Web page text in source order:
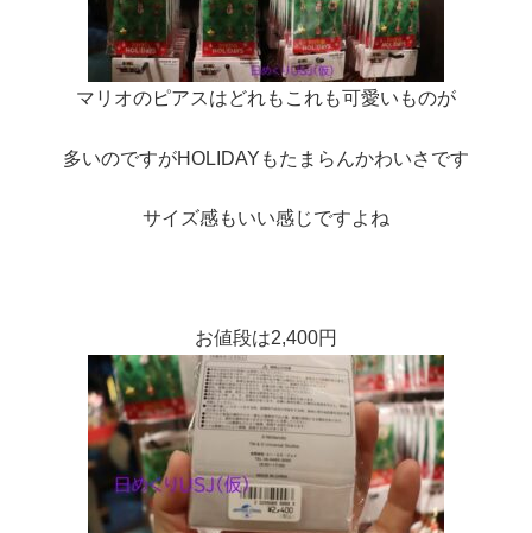
マリオのピアスはどれもこれも可愛いものが
多いのですがHOLIDAYもたまらんかわいさです
サイズ感もいい感じですよね
お値段は2,400円